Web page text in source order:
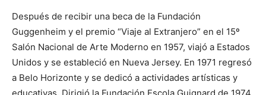
Después de recibir una beca de la Fundación
Guggenheim y el premio “Viaje al Extranjero” en el 15º
Salón Nacional de Arte Moderno en 1957, viajó a Estados
Unidos y se estableció en Nueva Jersey. En 1971 regresó
a Belo Horizonte y se dedicó a actividades artísticas y